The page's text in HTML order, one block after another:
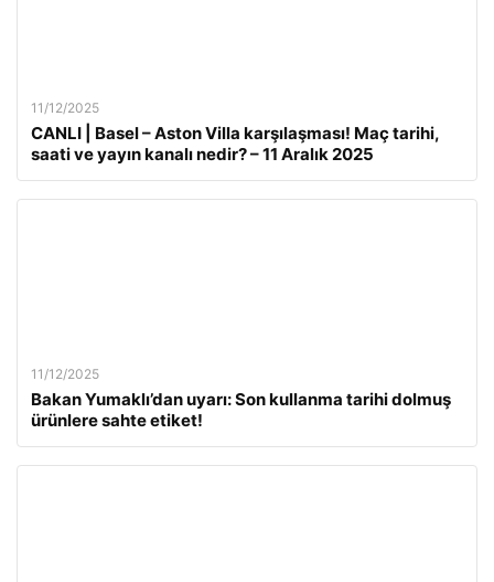
11/12/2025
CANLI | Basel – Aston Villa karşılaşması! Maç tarihi,
saati ve yayın kanalı nedir? – 11 Aralık 2025
11/12/2025
Bakan Yumaklı’dan uyarı: Son kullanma tarihi dolmuş
ürünlere sahte etiket!